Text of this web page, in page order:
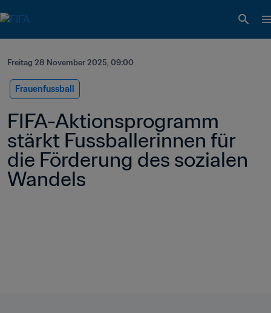
Freitag 28 November 2025, 09:00
Frauenfussball
FIFA-Aktionsprogramm
stärkt Fussballerinnen für
die Förderung des sozialen
Wandels